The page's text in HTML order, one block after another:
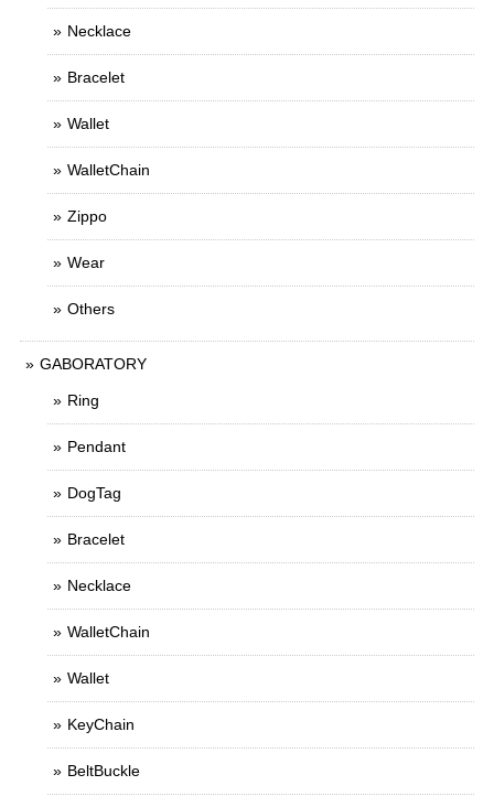
Necklace
Bracelet
Wallet
WalletChain
Zippo
Wear
Others
GABORATORY
Ring
Pendant
DogTag
Bracelet
Necklace
WalletChain
Wallet
KeyChain
BeltBuckle